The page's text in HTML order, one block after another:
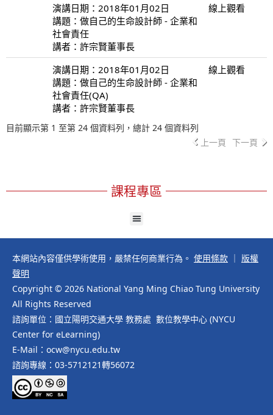
演講日期：2018年01月02日
講題：做自己的生命設計師 - 企業和
社會責任
講者：許宗賢董事長
線上觀看
演講日期：2018年01月02日
講題：做自己的生命設計師 - 企業和
社會責任(QA)
講者：許宗賢董事長
線上觀看
目前顯示第 1 至第 24 個資料列，總計 24 個資料列
上一頁 下一頁
課程專區
本網站內容僅供學術使用，嚴禁任何商業行為。 使用條款
版權
聲明
Copyright © 2026 National Yang Ming Chiao Tung University
All Rights Reserved
諮詢單位：國立陽明交通大學 教務處 數位教學中心 (NYCU
Center for eLearning)
E-Mail：ocw@nycu.edu.tw
諮詢專線：03-5712121轉56072